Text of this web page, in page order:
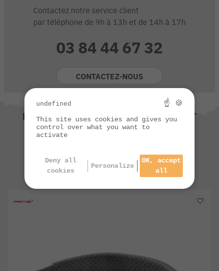
Contactez notre service client
par téléphone de 9h à 13h et de 14h à 17h
03 84 44 67 32
CONTACTEZ-NOUS
NOUS VOUS SUGGÉRONS ÉGALEMENT
undefined ☝ 🍪
This site uses cookies and gives you
control over what you want to
activate
Deny all
cookies
Personalize
OK, accept
all